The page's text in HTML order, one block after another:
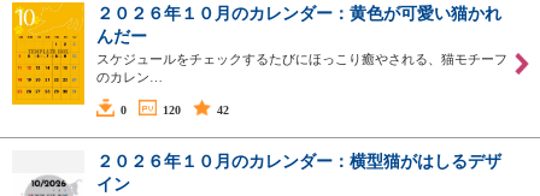
２０２６年１０月のカレンダー：黄色が可愛い猫かれ
んだー
スケジュールをチェックするたびにほっこり癒やされる、猫モチーフ
のカレン…
0 120 42
２０２６年１０月のカレンダー：横型猫がはしるデザ
イン